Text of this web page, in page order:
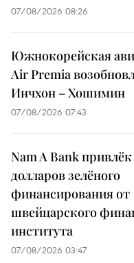
07/08/2026 08:26
Южнокорейская
Air Premia
Инчхон – Хошимин
07/08/2026 07:43
Nam A Bank
долларов зелёного
финансирования от
швейцарского
института
07/08/2026 03:47